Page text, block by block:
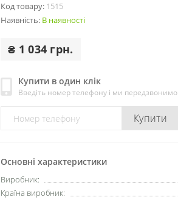
Код товару: 1515
Наявність: В наявності
₴ 1 034 грн.
Купити в один клік
Введіть номер телефону і ми передзвонимо
Купити
Основні характеристики
Виробник:
Країна виробник: